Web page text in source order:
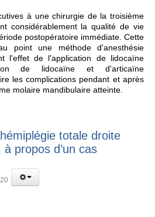
à une chirurgie de la troisième
considérablement la qualité de vie
postopératoire immédiate. Cette
point une méthode d'anesthésie
l'effet de l'application de lidocaïne
de lidocaïne et d'articaïne
les complications pendant et après
molaire mandibulaire atteinte.
totale droite
à propos d’un cas